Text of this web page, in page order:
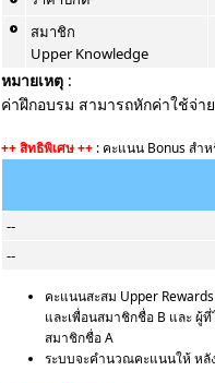
สมาชิก
Upper Knowledge
หมายเหตุ :
ค่าฝึกอบรม สามารถหักค่าใช้จ่า
++ สิทธิพิเศษ ++ : คะแนน Bonus สำ
--
--
คะแนนสะสม Upper
และเพื่อนสมาชิกชื่อ B และ ผู้
สมาชิกชื่อ A
ระบบจะคำนวณคะแนนให้ หลั